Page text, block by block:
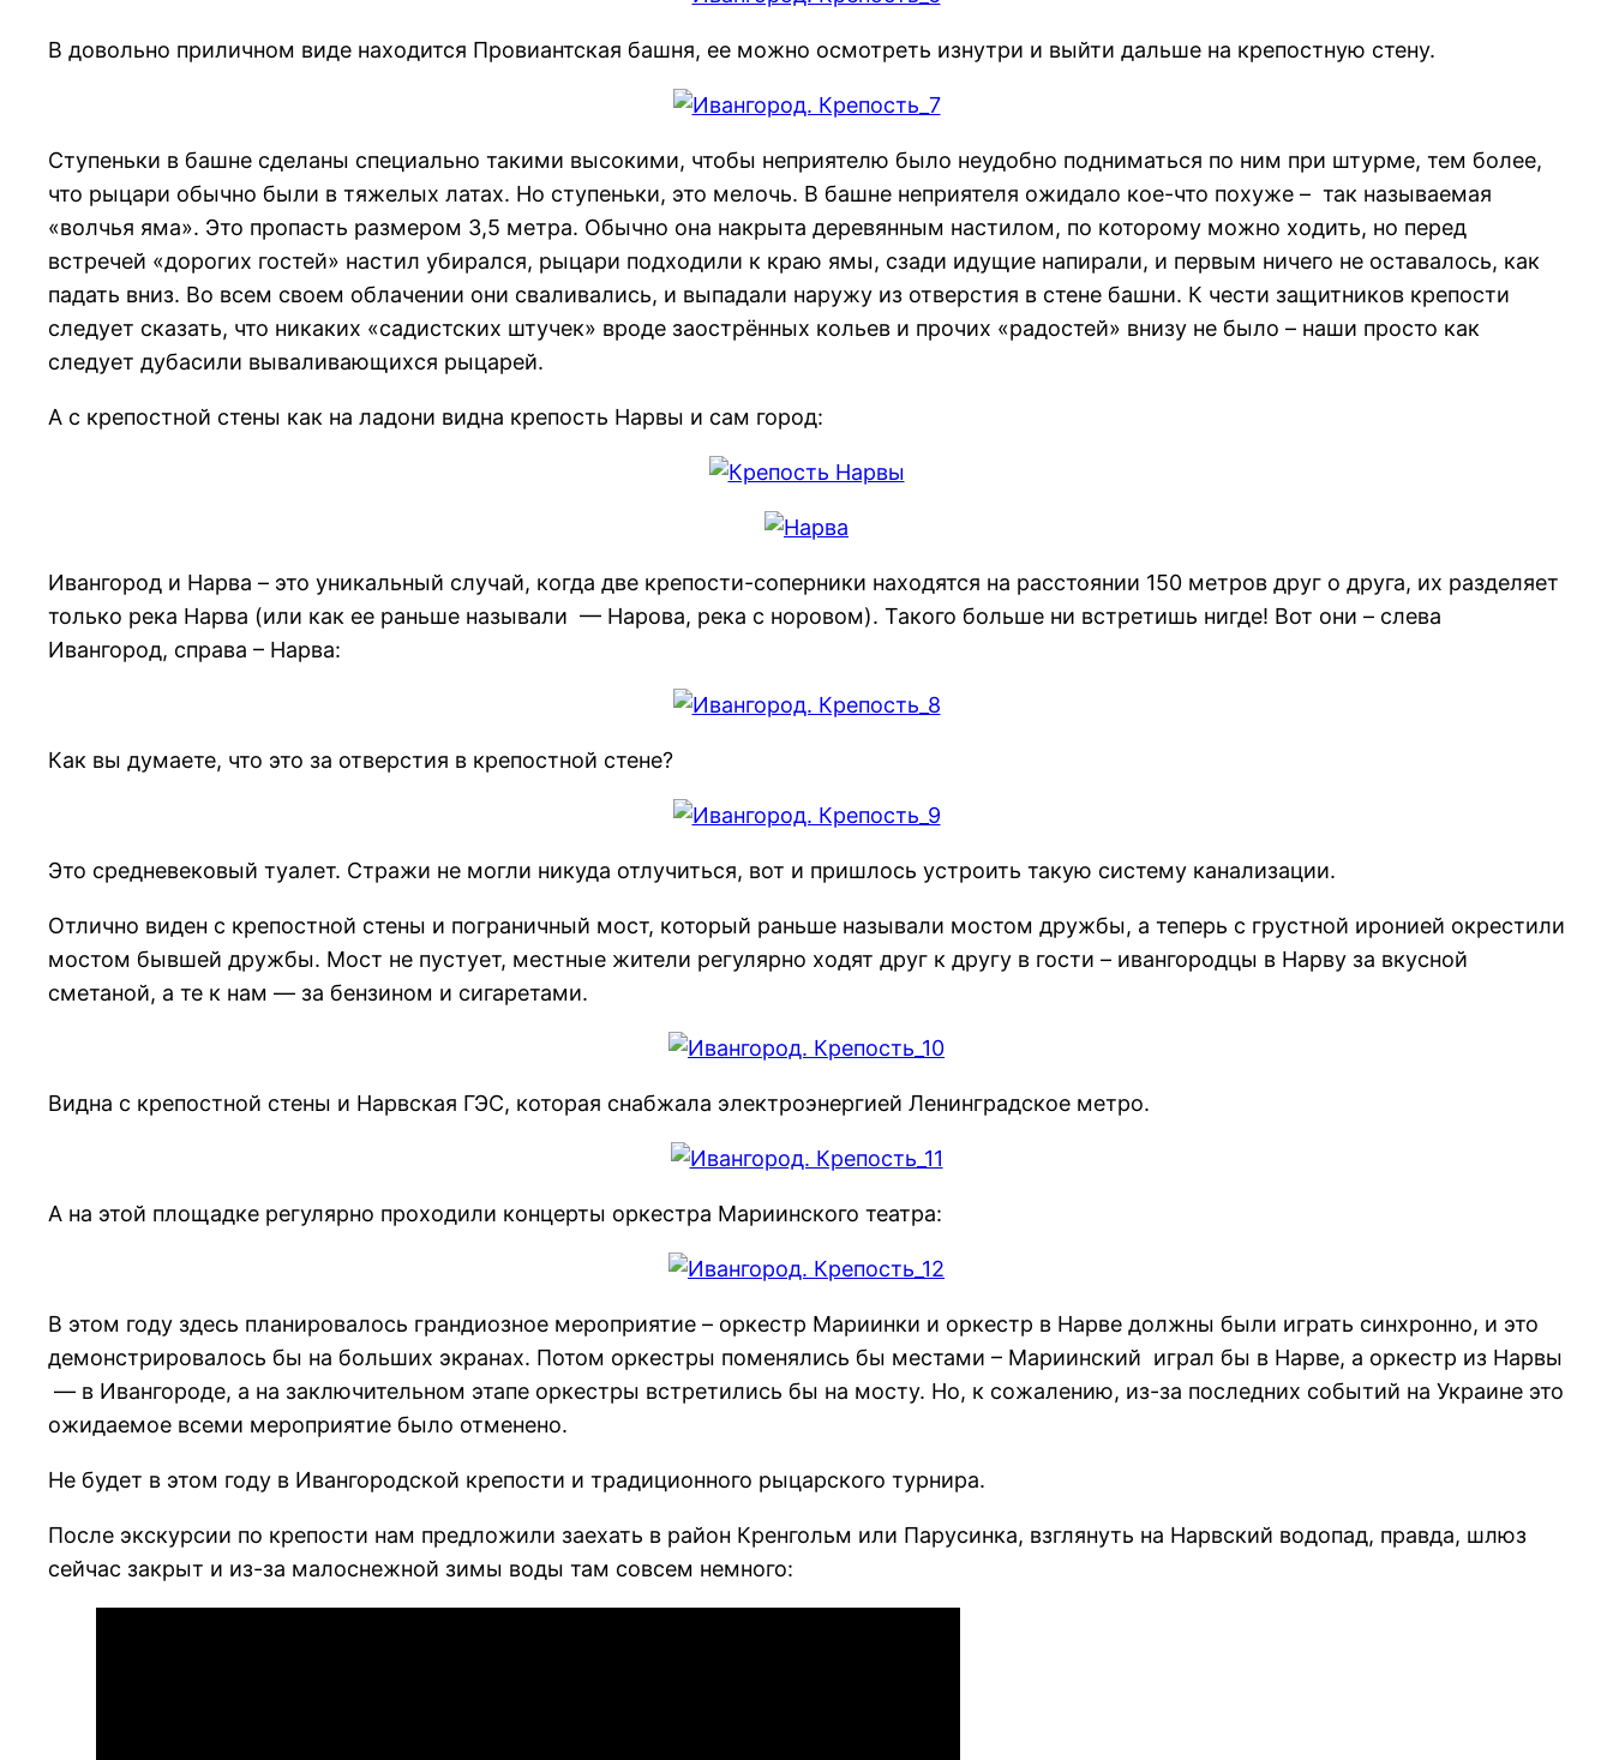
В довольно приличном виде находится Провиантская башня, ее можно осмотреть изнутри и выйти дальше на крепостную стену.
Ступеньки в башне сделаны специально такими высокими, чтобы неприятелю было неудобно подниматься по ним при штурме, тем более,
что рыцари обычно были в тяжелых латах. Но ступеньки, это мелочь. В башне неприятеля ожидало кое-что похуже – так называемая
«волчья яма». Это пропасть размером 3,5 метра. Обычно она накрыта деревянным настилом, по которому можно ходить, но перед
встречей «дорогих гостей» настил убирался, рыцари подходили к краю ямы, сзади идущие напирали, и первым ничего не оставалось, как
падать вниз. Во всем своем облачении они сваливались, и выпадали наружу из отверстия в стене башни. К чести защитников крепости
следует сказать, что никаких «садистских штучек» вроде заострённых кольев и прочих «радостей» внизу не было – наши просто как
следует дубасили вываливающихся рыцарей.
А с крепостной стены как на ладони видна крепость Нарвы и сам город:
Ивангород и Нарва – это уникальный случай, когда две крепости-соперники находятся на расстоянии 150 метров друг о друга, их разделяет
только река Нарва (или как ее раньше называли — Нарова, река с норовом). Такого больше ни встретишь нигде! Вот они – слева
Ивангород, справа – Нарва:
Как вы думаете, что это за отверстия в крепостной стене?
Это средневековый туалет. Стражи не могли никуда отлучиться, вот и пришлось устроить такую систему канализации.
Отлично виден с крепостной стены и пограничный мост, который раньше называли мостом дружбы, а теперь с грустной иронией окрестили
мостом бывшей дружбы. Мост не пустует, местные жители регулярно ходят друг к другу в гости – ивангородцы в Нарву за вкусной
сметаной, а те к нам — за бензином и сигаретами.
Видна с крепостной стены и Нарвская ГЭС, которая снабжала электроэнергией Ленинградское метро.
А на этой площадке регулярно проходили концерты оркестра Мариинского театра:
В этом году здесь планировалось грандиозное мероприятие – оркестр Мариинки и оркестр в Нарве должны были играть синхронно, и это
демонстрировалось бы на больших экранах. Потом оркестры поменялись бы местами – Мариинский играл бы в Нарве, а оркестр из Нарвы
— в Ивангороде, а на заключительном этапе оркестры встретились бы на мосту. Но, к сожалению, из-за последних событий на Украине это
ожидаемое всеми мероприятие было отменено.
Не будет в этом году в Ивангородской крепости и традиционного рыцарского турнира.
После экскурсии по крепости нам предложили заехать в район Кренгольм или Парусинка, взглянуть на Нарвский водопад, правда, шлюз
сейчас закрыт и из-за малоснежной зимы воды там совсем немного: